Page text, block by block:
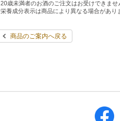
20歳未満者のお酒のご注文はお受けできませ
栄養成分表示は商品により異なる場合があ
商品のご案内へ戻る